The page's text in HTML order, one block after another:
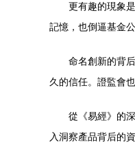
更有趣的現象
記憶，也倒逼基金
命名創新的背
久的信任。證監會
從《易經》的
入洞察產品背后的